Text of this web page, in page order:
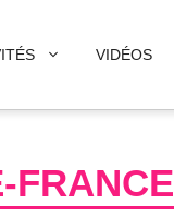
VIDÉOS
FRANCE